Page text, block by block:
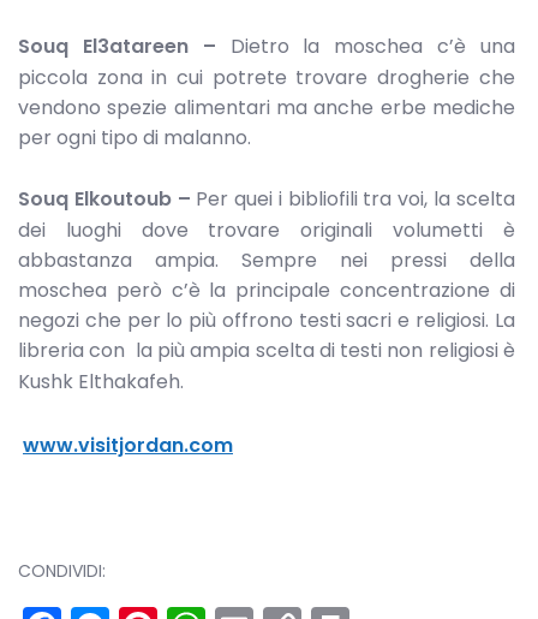
Souq El3atareen – Dietro la moschea c’è una
piccola zona in cui potrete trovare drogherie che
vendono spezie alimentari ma anche erbe mediche
per ogni tipo di malanno.
Souq Elkoutoub – Per quei i bibliofili tra voi, la scelta
dei luoghi dove trovare originali volumetti è
abbastanza ampia. Sempre nei pressi della
moschea però c’è la principale concentrazione di
negozi che per lo più offrono testi sacri e religiosi. La
libreria con la più ampia scelta di testi non religiosi è
Kushk Elthakafeh.
www.visitjordan.com
CONDIVIDI: